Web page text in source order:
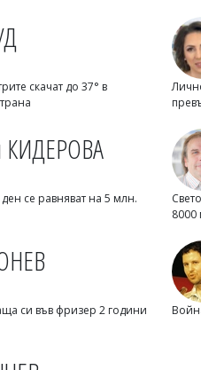
скачат до 37° в
КИДЕРОВА
се равняват на 5 млн.
8000
си във фризер 2 години